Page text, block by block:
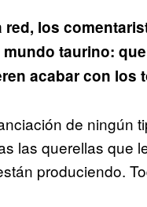
los
taurino:
acabar con los
de ningún
las querellas que
produciendo.